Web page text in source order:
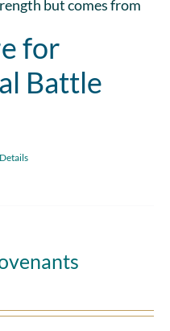
but comes from
for
Battle
Details